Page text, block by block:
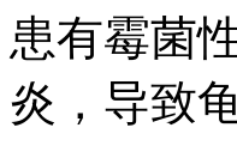
患有霉菌
炎，导致